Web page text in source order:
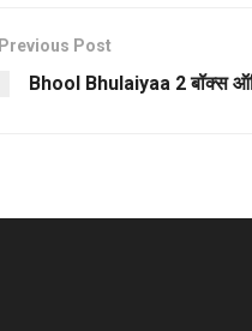
Previous Post
Bhool Bhulaiyaa 2 बॉक्स